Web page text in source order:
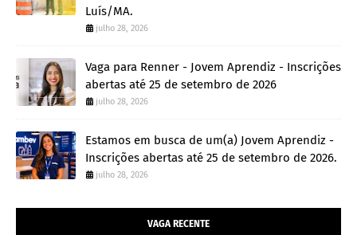
Luís/MA.
julho 28, 2026
Vaga para Renner - Jovem Aprendiz - Inscrições
abertas até 25 de setembro de 2026
julho 28, 2026
Estamos em busca de um(a) Jovem Aprendiz -
Inscrições abertas até 25 de setembro de 2026.
julho 28, 2026
VAGA RECENTE